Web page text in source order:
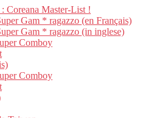
Coreana Master-List !
Gam * ragazzo (en Français)
Gam * ragazzo (in inglese)
Comboy
Comboy